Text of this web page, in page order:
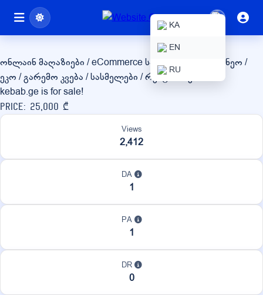
KA
EN
RU
kebab.ge
ონლაინ მაღაზიები / eCommerceსასოფლო-სამეურნეო /
ეკო / გარემო კვება / სასმელები / რესტორნები
kebab.ge is for sale!
Price: 25,000 ₾
Views
2,412
DA
1
PA
1
DR
0